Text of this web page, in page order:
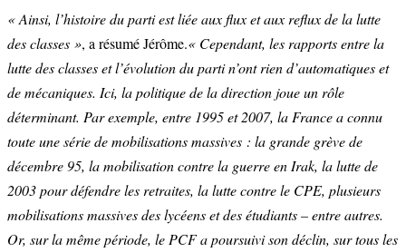
« Ainsi, l’histoire du parti est liée aux flux et aux reflux de la lutte
des classes », a résumé Jérôme.« Cependant, les rapports entre la
lutte des classes et l’évolution du parti n’ont rien d’automatiques et
de mécaniques. Ici, la politique de la direction joue un rôle
déterminant. Par exemple, entre 1995 et 2007, la France a connu
toute une série de mobilisations massives : la grande grève de
décembre 95, la mobilisation contre la guerre en Irak, la lutte de
2003 pour défendre les retraites, la lutte contre le CPE, plusieurs
mobilisations massives des lycéens et des étudiants – entre autres.
Or, sur la même période, le PCF a poursuivi son déclin, sur tous les